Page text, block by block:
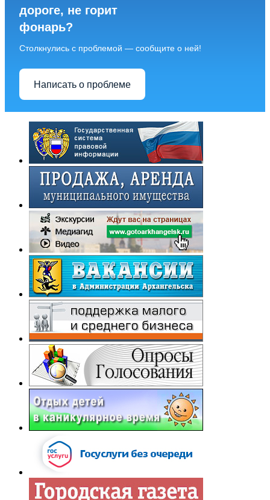
дороге, не горит
фонарь?
Столкнулись с проблемой — сообщите о ней!
Написать о проблеме